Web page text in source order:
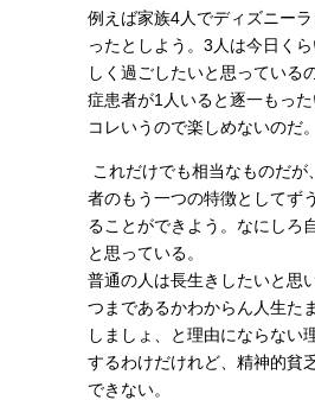
例えば家族4人でディズニー
ったとしよう。3人は今日く
しく過ごしたいと思っている
症患者が1人いると逐一もっ
コレいうので楽しめないのだ。
これだけでも相当なものだが
者のもう一つの特徴としてず
ることができよう。なにしろ
と思っている。
普通の人は長生きしたいと思
つまであるかわからん人生た
しましょ、と理由にならない
するわけだけれど、精神的貧
できない。